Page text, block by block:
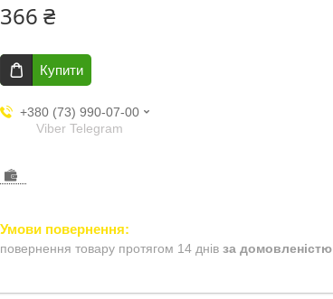
366 ₴
Купити
+380 (73) 990-07-00
Viber Telegram
повернення товару протягом 14 днів за домовленістю